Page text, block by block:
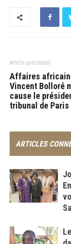
Article précédent
Affaires
Vincent Bolloré
cause le
tribunal de Paris
ARTICLES